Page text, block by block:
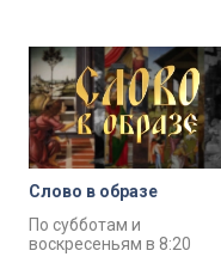
Слово в образе
По субботам и
воскресеньям в 8:20